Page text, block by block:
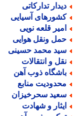
تدارکاتی
آسیایی
قلعه نویی
ونقل هوایی
محمد حسینی
و انتقالات
ذوب آهن
منابع
سحرخیزان
و شهادت